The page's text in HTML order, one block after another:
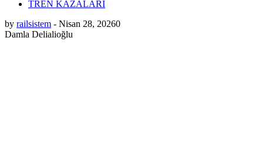
TREN KAZALARI
by railsistem - Nisan 28, 20260
Damla Delialioğlu